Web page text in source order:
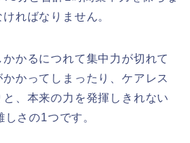
ればなりません。
かるにつれて集中力が切れて
かってしまったり、ケアレス
、本来の力を発揮しきれない
さの1つです。